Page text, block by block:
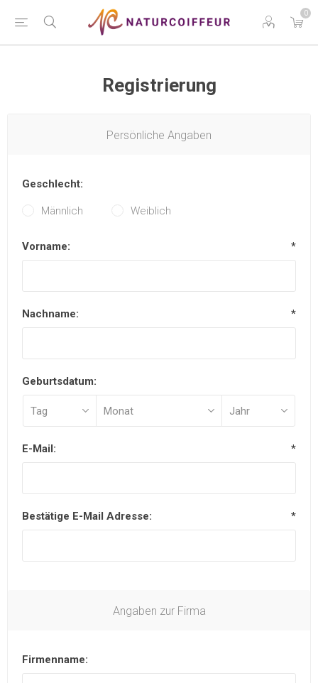
0
Registrierung
Persönliche Angaben
Geschlecht:
Männlich Weiblich
Vorname: *
Nachname: *
Geburtsdatum:
E-Mail: *
Bestätige E-Mail Adresse: *
Angaben zur Firma
Firmenname: